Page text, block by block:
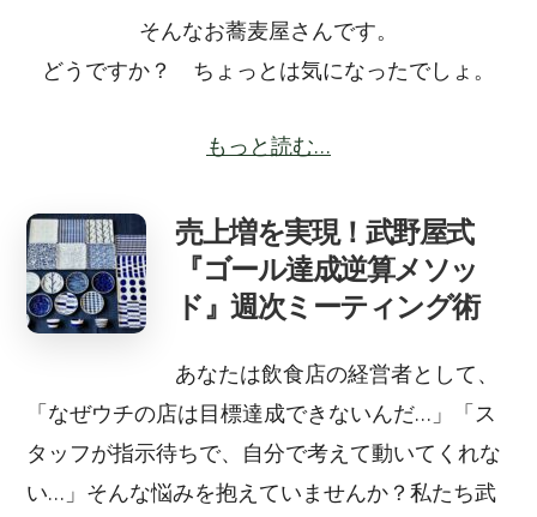
そんなお蕎麦屋さんです。
どうですか？ ちょっとは気になったでしょ。
もっと読む…
売上増を実現！武野屋式
『ゴール達成逆算メソッ
ド』週次ミーティング術
あなたは飲食店の経営者として、
「なぜウチの店は目標達成できないんだ…」「ス
タッフが指示待ちで、自分で考えて動いてくれな
い…」そんな悩みを抱えていませんか？私たち武